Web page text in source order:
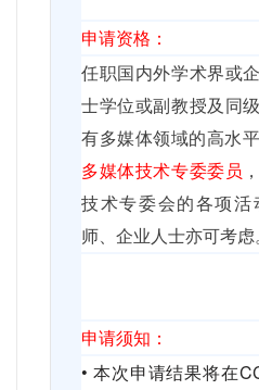
申请资格：
任职国内外学术界或
士学位或副教授及同
有多媒体领域的高水
多媒体技术专委委员
技术专委会的各项
师、企业人士亦可考虑。
申请须知：
• 本次申请结果将在